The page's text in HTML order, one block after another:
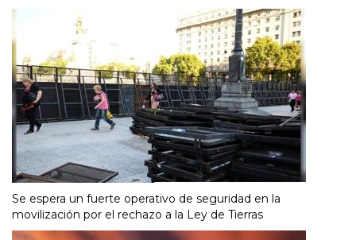
Se espera un fuerte operativo de seguridad en la
movilización por el rechazo a la Ley de Tierras